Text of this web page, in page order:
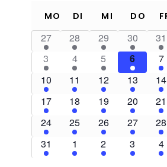
wählen.
Kalender
von
Veranstaltungen
27 28 29 30 31
3
4 5 6 7
10
11 12 13 14
17
18 19 20 21
24
25 26 27 28
31
1 2 3 4